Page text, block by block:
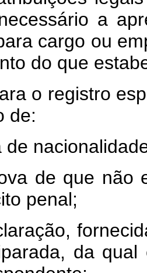
a
cargo ou
do que
o registro
de:
nacionalidade
que não
penal;
fornecida
da